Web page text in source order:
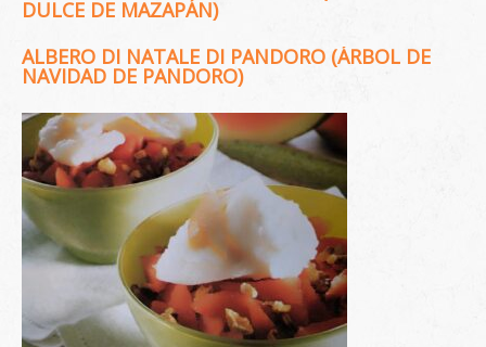
DULCE DE MAZAPÁN)
ALBERO DI NATALE DI PANDORO (ÁRBOL DE
NAVIDAD DE PANDORO)